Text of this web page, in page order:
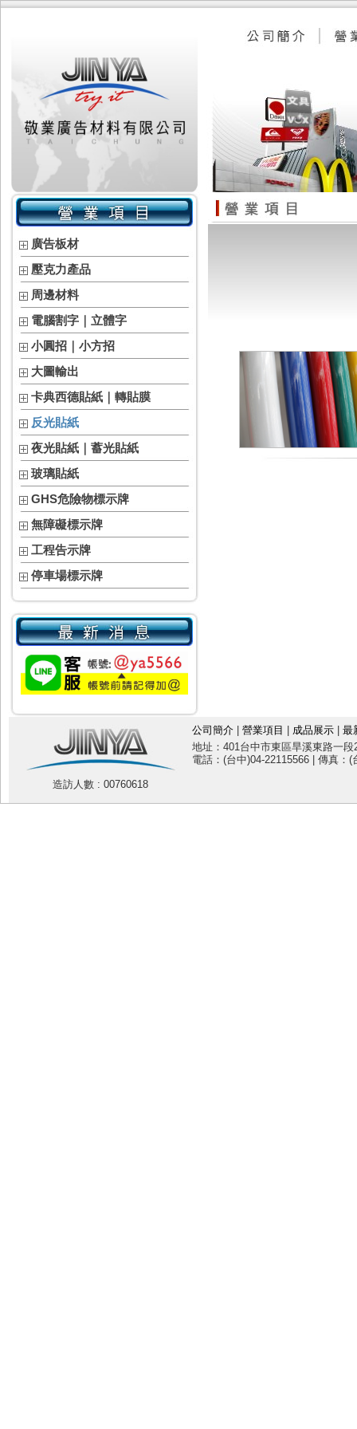
廣告板材
壓克力產品
周邊材料
電腦割字｜立體字
小圓招｜小方招
大圖輸出
卡典西德貼紙｜轉貼膜
反光貼紙
夜光貼紙｜蓄光貼紙
玻璃貼紙
GHS危險物標示牌
無障礙標示牌
工程告示牌
停車場標示牌
造訪人數 : 00760618
公司簡介 營業項目 成品展示
最
地址：401台中市東區旱溪東路一
電話：(台中)04-22115566 | 傳真：(